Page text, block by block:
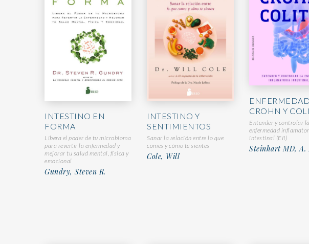
INTESTINO EN
FORMA
Libera el poder de tu microbioma
para revertir la enfermedad y
mejorar tu salud mental, física y
emocional
Gundry, Steven R.
INTESTINO Y
SENTIMIENTOS
Sanar la relación entre lo que
comes y cómo te sientes
Cole, Will
CROHN Y
Entender y controlar la
enfermedad
intestinal (EII)
Steinhart MD,